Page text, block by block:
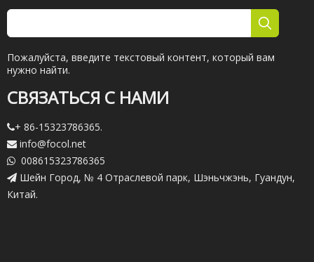
Пожалуйста, введите текстовый контент, который вам
нужно найти.
СВЯЗАТЬСЯ С НАМИ
+ 86-15323786365.
 info@focol.net
 008615323786365
 Шейн Город, № 4 Отраслевой парк, Шэньчжэнь, Гуандун,
Китай.